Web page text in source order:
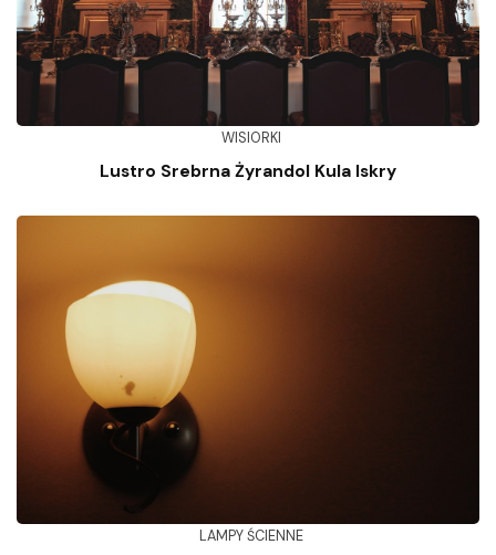
WISIORKI
Lustro Srebrna Żyrandol Kula Iskry
LAMPY ŚCIENNE